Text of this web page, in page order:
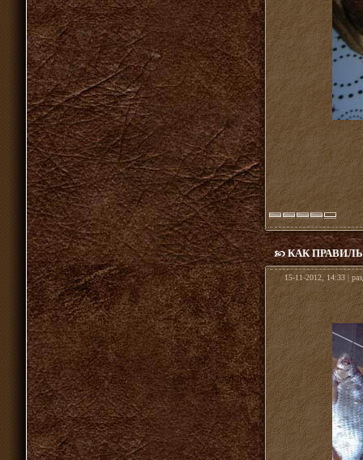
КАК
15-11-2012, 14:33 |